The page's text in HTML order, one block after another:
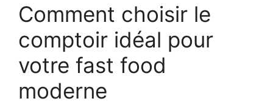
Comment choisir le
comptoir idéal pour
votre fast food
moderne